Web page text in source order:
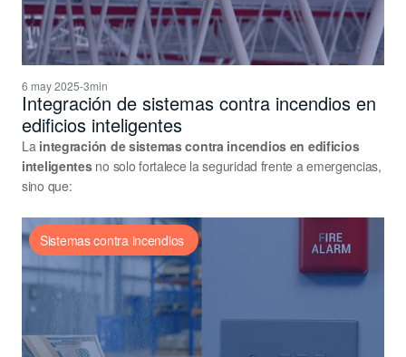
6 may 2025-3min
Integración de sistemas contra incendios en
edificios inteligentes
La integración de sistemas contra incendios en edificios
inteligentes no solo fortalece la seguridad frente a emergencias,
sino que:
Sistemas contra incendios